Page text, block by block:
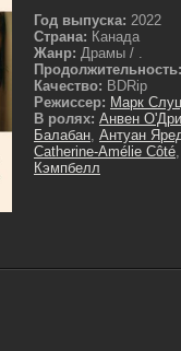
Год выпуска: 2022
Страна: Канада
Жанр: Драмы / .
Продолжительность:
Качество: BDRip
Режиссер: Марк
В ролях: Анвен
Балабан, Антуан
Catherine-Amélie Côté,
Кэмпбелл